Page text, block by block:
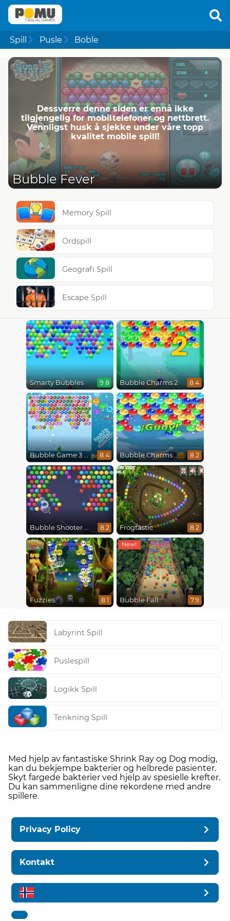
Spill Pusle Boble
Dessverre denne siden er ennå ikke
tilgjengelig for mobiltelefoner og nettbrett.
Vennligst husk å sjekke under våre topp
kvalitet mobile spill!
Bubble Fever
Memory Spill
Ordspill
Geografi Spill
Escape Spill
Smarty Bubbles 9.8
2
Bubble Charms 2 8.4
Bubble Game 3 Christmas 8.4 Bubble Charms Xmas 8.2
Bubble Shooter HD 8.2 Frogtastic 8.2
Fuzzies 8.1 Bubble Fall 7.9
Labyrint Spill
Puslespill
Logikk Spill
Tenkning Spill
Med hjelp av fantastiske Shrink Ray og Dog modig,
kan du bekjempe bakterier og helbrede pasienter.
Skyt fargede bakterier ved hjelp av spesielle krefter.
Du kan sammenligne dine rekordene med andre
spillere.
Privacy Policy
Kontakt